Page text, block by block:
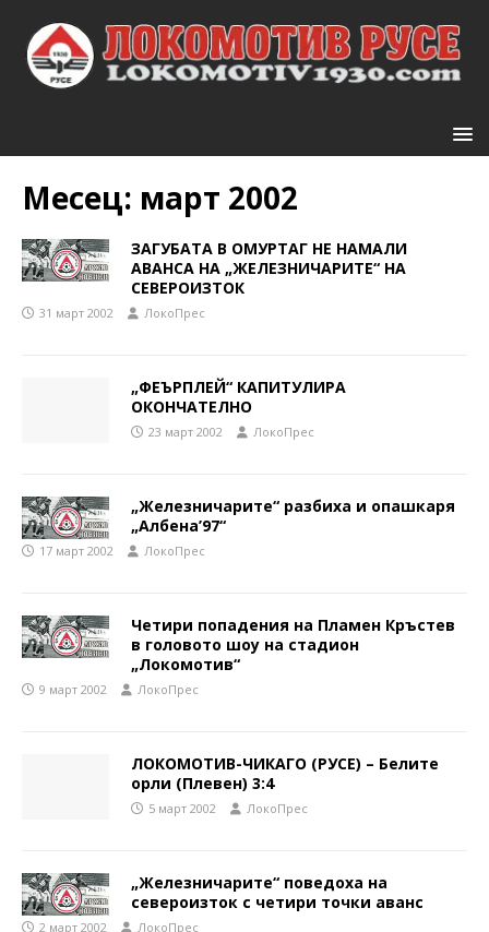
Месец: март 2002
ЗАГУБАТА В ОМУРТАГ НЕ НАМАЛИ
АВАНСА НА „ЖЕЛЕЗНИЧАРИТЕ“ НА
СЕВЕРОИЗТОК
31 март 2002 ЛокоПрес
„ФЕЪРПЛЕЙ“ КАПИТУЛИРА
ОКОНЧАТЕЛНО
23 март 2002 ЛокоПрес
„Железничарите“ разбиха и опашкаря
„Албена’97“
17 март 2002 ЛокоПрес
Четири попадения на Пламен Кръстев
в головото шоу на стадион
„Локомотив“
9 март 2002 ЛокоПрес
ЛОКОМОТИВ-ЧИКАГО (РУСЕ) – Белите
орли (Плевен) 3:4
5 март 2002 ЛокоПрес
„Железничарите“ поведоха на
североизток с четири точки аванс
2 март 2002 ЛокоПрес